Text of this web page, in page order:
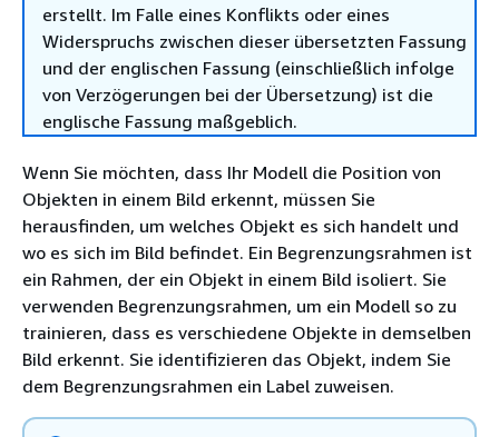
erstellt. Im Falle eines Konflikts oder eines
Widerspruchs zwischen dieser übersetzten Fassung
und der englischen Fassung (einschließlich infolge
von Verzögerungen bei der Übersetzung) ist die
englische Fassung maßgeblich.
Wenn Sie möchten, dass Ihr Modell die Position von
Objekten in einem Bild erkennt, müssen Sie
herausfinden, um welches Objekt es sich handelt und
wo es sich im Bild befindet. Ein Begrenzungsrahmen ist
ein Rahmen, der ein Objekt in einem Bild isoliert. Sie
verwenden Begrenzungsrahmen, um ein Modell so zu
trainieren, dass es verschiedene Objekte in demselben
Bild erkennt. Sie identifizieren das Objekt, indem Sie
dem Begrenzungsrahmen ein Label zuweisen.